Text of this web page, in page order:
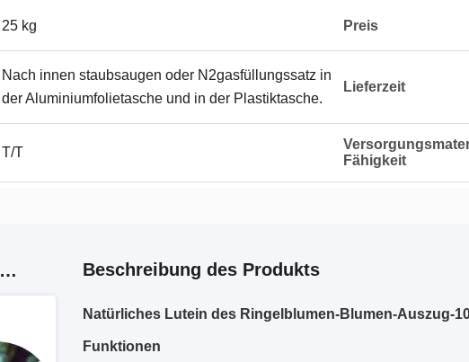
25 kg Preis
Nach innen staubsaugen oder N2gasfüllungssatz in
der Aluminiumfolietasche und in der Plastiktasche.
Lieferzeit
T/T
Fähigkeit
VERWANDTE PRODUKTE Beschreibung des Produkts
Natürliches Lutein des Ringelblumen-Blumen-Auszug-
Funktionen